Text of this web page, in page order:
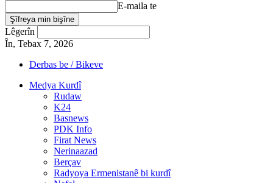
E-maila te
Lêgerîn
În, Tebax 7, 2026
Derbas be / Bikeve
Medya Kurdî
Rudaw
K24
Basnews
PDK Info
Firat News
Nerinaazad
Berçav
Radyoya Ermenistanê bi kurdî